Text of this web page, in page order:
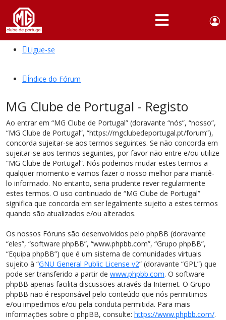
Portuguese,
English
QUEM
SÓCIOS
ATIVIDADES
NOTÍCIAS
FÓRUM
MARCA
MG
Ligue-se
Índice do Fórum
MG Clube de Portugal - Registo
Ao entrar em “MG Clube de Portugal” (doravante “nós”, “nosso”,
“MG Clube de Portugal”, “https://mgclubedeportugal.pt/forum”),
concorda sujeitar-se aos termos seguintes. Se não concorda em
sujeitar-se aos termos seguintes, por favor não entre e/ou utilize
“MG Clube de Portugal”. Nós podemos mudar estes termos a
qualquer momento e vamos fazer o nosso melhor para mantê-
lo informado. No entanto, seria prudente rever regularmente
estes termos. O uso continuado de “MG Clube de Portugal”
significa que concorda em ser legalmente sujeito a estes termos
quando são atualizados e/ou alterados.
Os nossos Fóruns são desenvolvidos pelo phpBB (doravante
“eles”, “software phpBB”, “www.phpbb.com”, “Grupo phpBB”,
“Equipa phpBB”) que é um sistema de comunidades virtuais
sujeito à “GNU General Public License v2” (doravante “GPL”) que
pode ser transferido a partir de www.phpbb.com. O software
phpBB apenas facilita discussões através da Internet. O Grupo
phpBB não é responsável pelo conteúdo que nós permitimos
e/ou impedimos e/ou pela conduta permitida. Para mais
informações sobre o phpBB, consulte: https://www.phpbb.com/.